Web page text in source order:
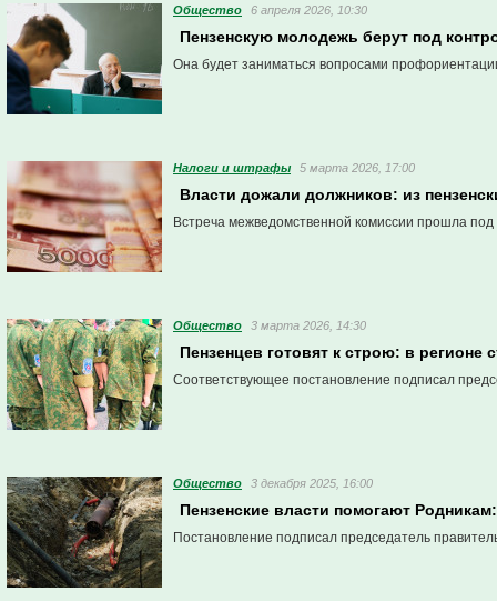
Общество 6 апреля 2026, 10:30
Пензенскую молодежь берут под
Она будет заниматься вопросами
Налоги и штрафы 5 марта 2026, 17:00
Власти дожали должников: из
Встреча межведомственной комиссии прошла
Общество 3 марта 2026, 14:30
Пензенцев готовят к строю: в регионе
Соответствующее постановление подписал
Общество 3 декабря 2025, 16:00
Пензенские власти помогают
Постановление подписал председатель